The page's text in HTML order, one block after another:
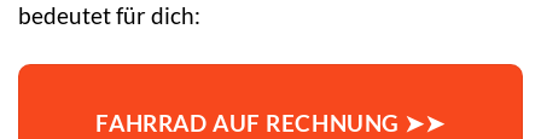
bedeutet für dich:
FAHRRAD AUF RECHNUNG ➤➤